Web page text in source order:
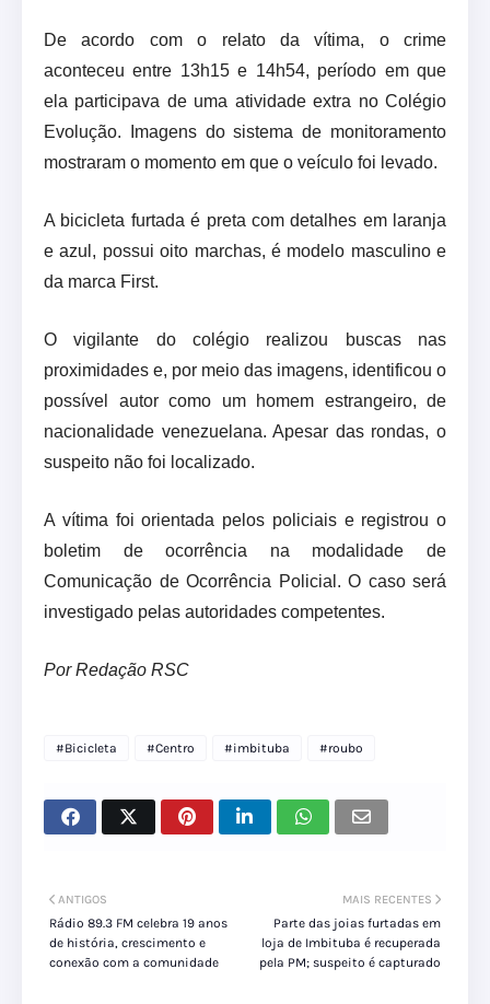
De acordo com o relato da vítima, o crime
aconteceu entre 13h15 e 14h54, período em que
ela participava de uma atividade extra no Colégio
Evolução. Imagens do sistema de monitoramento
mostraram o momento em que o veículo foi levado.
A bicicleta furtada é preta com detalhes em laranja
e azul, possui oito marchas, é modelo masculino e
da marca First.
O vigilante do colégio realizou buscas nas
proximidades e, por meio das imagens, identificou o
possível autor como um homem estrangeiro, de
nacionalidade venezuelana. Apesar das rondas, o
suspeito não foi localizado.
A vítima foi orientada pelos policiais e registrou o
boletim de ocorrência na modalidade de
Comunicação de Ocorrência Policial. O caso será
investigado pelas autoridades competentes.
Por Redação RSC
#Bicicleta #Centro #imbituba #roubo
MAIS RECENTES
Parte das joias furtadas em
loja de Imbituba é recuperada
pela PM; suspeito é capturado
ANTIGOS
Rádio 89.3 FM celebra 19 anos
de história, crescimento e
conexão com a comunidade